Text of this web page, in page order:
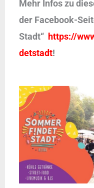
Mehr Infos zu
der Facebook-
Stadt“ https://
detstadt!